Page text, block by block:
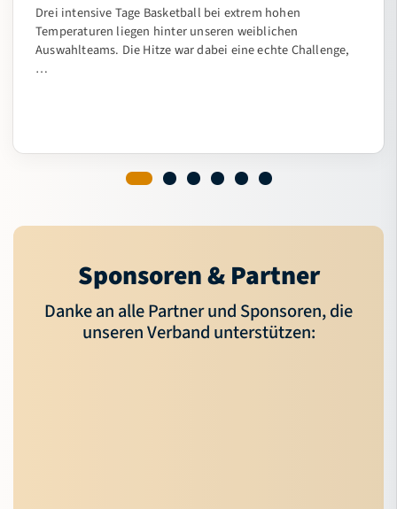
Drei intensive Tage Basketball bei extrem hohen
Temperaturen liegen hinter unseren weiblichen
Auswahlteams. Die Hitze war dabei eine echte Challenge,
…
Sponsoren & Partner
Danke an alle Partner und Sponsoren, die
unseren Verband unterstützen: